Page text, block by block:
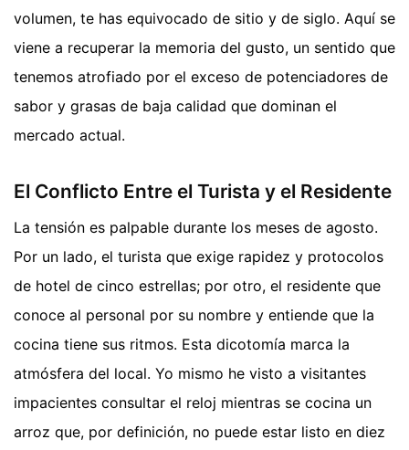
volumen, te has equivocado de sitio y de siglo. Aquí se
viene a recuperar la memoria del gusto, un sentido que
tenemos atrofiado por el exceso de potenciadores de
sabor y grasas de baja calidad que dominan el
mercado actual.
El Conflicto Entre el Turista y el Residente
La tensión es palpable durante los meses de agosto.
Por un lado, el turista que exige rapidez y protocolos
de hotel de cinco estrellas; por otro, el residente que
conoce al personal por su nombre y entiende que la
cocina tiene sus ritmos. Esta dicotomía marca la
atmósfera del local. Yo mismo he visto a visitantes
impacientes consultar el reloj mientras se cocina un
arroz que, por definición, no puede estar listo en diez